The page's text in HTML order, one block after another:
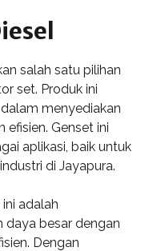
salah satu pilihan
set. Produk ini
menyediakan
Genset ini
aplikasi, baik untuk
di Jayapura.
adalah
daya besar dengan
Dengan